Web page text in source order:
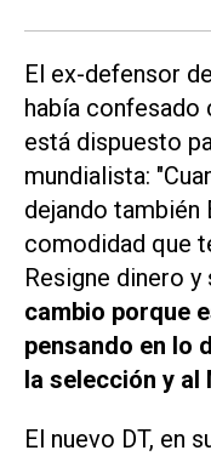
El ex-defensor
había confesado
está dispuesto
mundialista:
dejando también
comodidad que
Resigne dinero y
cambio porque
pensando en lo
la selección y al
El nuevo DT, en